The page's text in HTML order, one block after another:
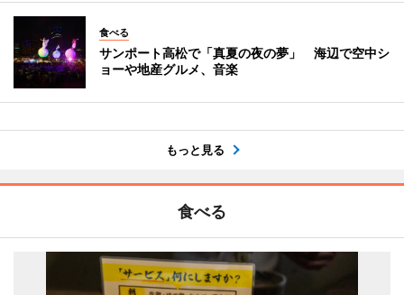
食べる
サンポート高松で「真夏の夜の夢」 海辺で空中シ
ョーや地産グルメ、音楽
もっと見る
食べる